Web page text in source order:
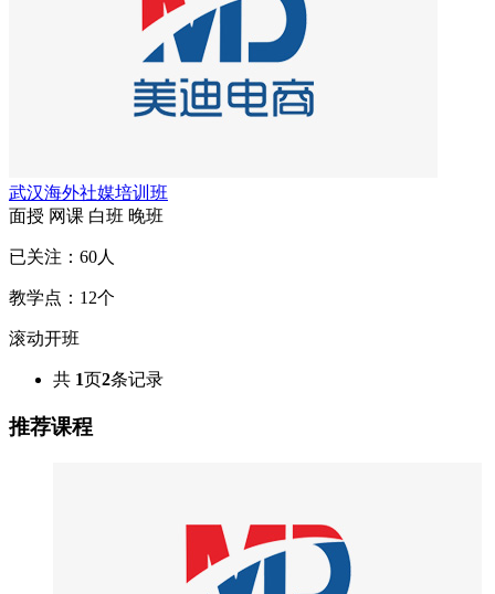
武汉海外社媒培训班
面授 网课 白班 晚班
已关注： 60人
教学点： 12个
滚动开班
共 1页2条记录
推荐课程